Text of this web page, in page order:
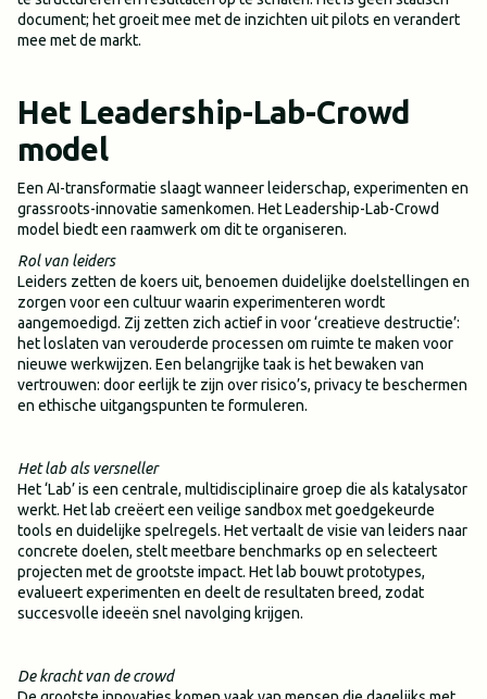
document; het groeit mee met de inzichten uit pilots en verandert
mee met de markt.
Het Leadership-Lab-Crowd
model
Een AI-transformatie slaagt wanneer leiderschap, experimenten en
grassroots-innovatie samenkomen. Het Leadership-Lab-Crowd
model biedt een raamwerk om dit te organiseren.
Rol van leiders
Leiders zetten de koers uit, benoemen duidelijke doelstellingen en
zorgen voor een cultuur waarin experimenteren wordt
aangemoedigd. Zij zetten zich actief in voor ‘creatieve destructie’:
het loslaten van verouderde processen om ruimte te maken voor
nieuwe werkwijzen. Een belangrijke taak is het bewaken van
vertrouwen: door eerlijk te zijn over risico’s, privacy te beschermen
en ethische uitgangspunten te formuleren.
Het lab als versneller
Het ‘Lab’ is een centrale, multidisciplinaire groep die als katalysator
werkt. Het lab creëert een veilige sandbox met goedgekeurde
tools en duidelijke spelregels. Het vertaalt de visie van leiders naar
concrete doelen, stelt meetbare benchmarks op en selecteert
projecten met de grootste impact. Het lab bouwt prototypes,
evalueert experimenten en deelt de resultaten breed, zodat
succesvolle ideeën snel navolging krijgen.
De kracht van de crowd